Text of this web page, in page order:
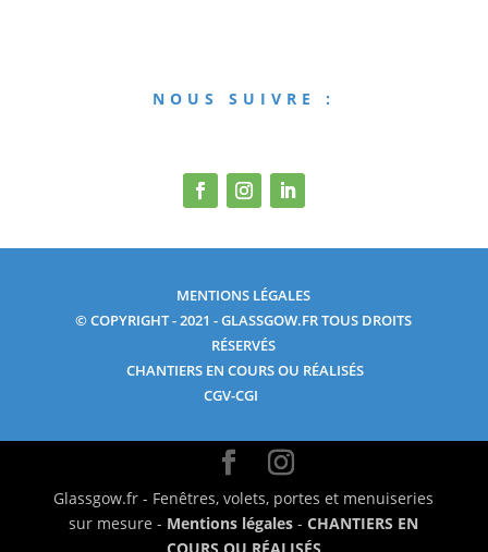
NOUS SUIVRE :
MENTIONS LÉGALES
© COPYRIGHT - 2021 - GLASSGOW.FR TOUS DROITS
RÉSERVÉS
CHANTIERS EN COURS OU RÉALISÉS
CGV-CGI
Glassgow.fr - Fenêtres, volets, portes et menuiseries
sur mesure - Mentions légales -CHANTIERS EN